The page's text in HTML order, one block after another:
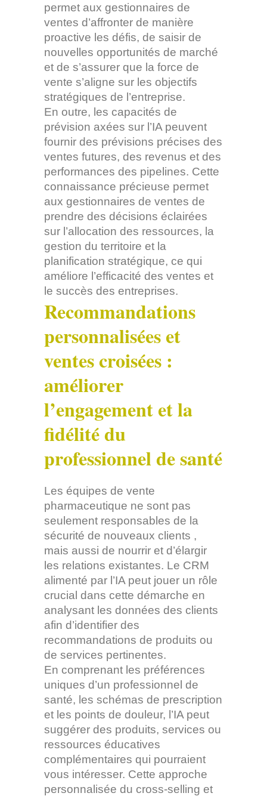
permet aux gestionnaires de
ventes d’affronter de manière
proactive les défis, de saisir de
nouvelles opportunités de marché
et de s’assurer que la force de
vente s’aligne sur les objectifs
stratégiques de l’entreprise.
En outre, les capacités de
prévision axées sur l’IA peuvent
fournir des prévisions précises des
ventes futures, des revenus et des
performances des pipelines. Cette
connaissance précieuse permet
aux gestionnaires de ventes de
prendre des décisions éclairées
sur l’allocation des ressources, la
gestion du territoire et la
planification stratégique, ce qui
améliore l’efficacité des ventes et
le succès des entreprises.
Recommandations
personnalisées et
ventes croisées :
améliorer
l’engagement et la
fidélité du
professionnel de santé
Les équipes de vente
pharmaceutique ne sont pas
seulement responsables de la
sécurité de nouveaux clients ,
mais aussi de nourrir et d’élargir
les relations existantes. Le CRM
alimenté par l’IA peut jouer un rôle
crucial dans cette démarche en
analysant les données des clients
afin d’identifier des
recommandations de produits ou
de services pertinentes.
En comprenant les préférences
uniques d’un professionnel de
santé, les schémas de prescription
et les points de douleur, l’IA peut
suggérer des produits, services ou
ressources éducatives
complémentaires qui pourraient
vous intéresser. Cette approche
personnalisée du cross-selling et